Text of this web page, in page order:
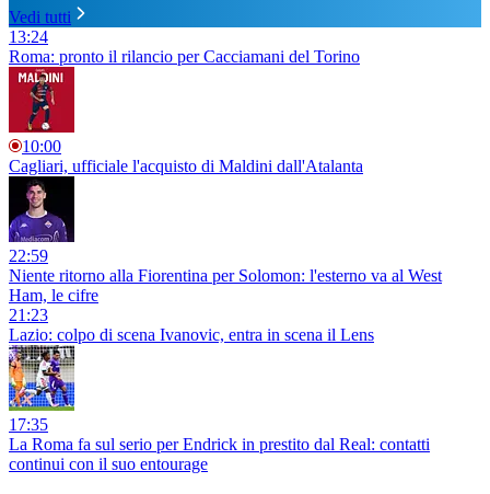
Vedi tutti
13:24
Roma: pronto il rilancio per Cacciamani del Torino
10:00
Cagliari, ufficiale l'acquisto di Maldini dall'Atalanta
22:59
Niente ritorno alla Fiorentina per Solomon: l'esterno va al West
Ham, le cifre
21:23
Lazio: colpo di scena Ivanovic, entra in scena il Lens
17:35
La Roma fa sul serio per Endrick in prestito dal Real: contatti
continui con il suo entourage